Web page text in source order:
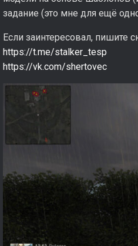
задание (это мне для ещё
Если заинтересовал, пишите
https://t.me/stalker_tesp
https://vk.com/shertovec